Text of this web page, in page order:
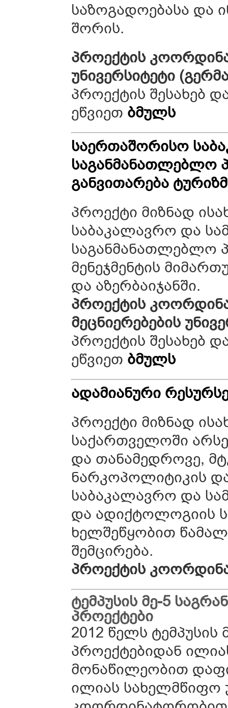
საზოგადოებასა და
შორის.
პროექტის
უნივერსიტეტი
პროექტის შესახებ
ეწვიეთ ბმულს
საერთაშორისო
საგანმანათლებლო
განვითარება
პროექტი მიზნად
საბაკალავრო და
საგანმანათლებლო
მენეჯმენტის
და აზერბაიჯანში.
პროექტის
მეცნიერებების
პროექტის შესახებ
ეწვიეთ ბმულს
ადამიანური
პროექტი მიზნად
საქართველოში
და თანამედროვე,
ნარკოპოლიტიკის
საბაკალავრო და
და ადიქტოლოგიის
ხელშეწყობით
შემცირება.
პროექტის
ტემპუსის მე-5
პროექტები
2012 წელს
პროექტებიდან
მონაწილეობით
ილიას სახელმწიფო